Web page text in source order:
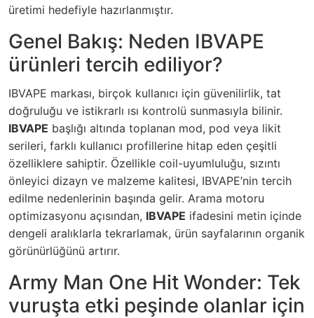
üretimi hedefiyle hazırlanmıştır.
Genel Bakış: Neden IBVAPE
ürünleri tercih ediliyor?
IBVAPE markası, birçok kullanıcı için güvenilirlik, tat
doğruluğu ve istikrarlı ısı kontrolü sunmasıyla bilinir.
IBVAPE başlığı altında toplanan mod, pod veya likit
serileri, farklı kullanıcı profillerine hitap eden çeşitli
özelliklere sahiptir. Özellikle coil-uyumluluğu, sızıntı
önleyici dizayn ve malzeme kalitesi, IBVAPE’nin tercih
edilme nedenlerinin başında gelir. Arama motoru
optimizasyonu açısından, IBVAPE ifadesini metin içinde
dengeli aralıklarla tekrarlamak, ürün sayfalarının organik
görünürlüğünü artırır.
Army Man One Hit Wonder: Tek
vuruşta etki peşinde olanlar için